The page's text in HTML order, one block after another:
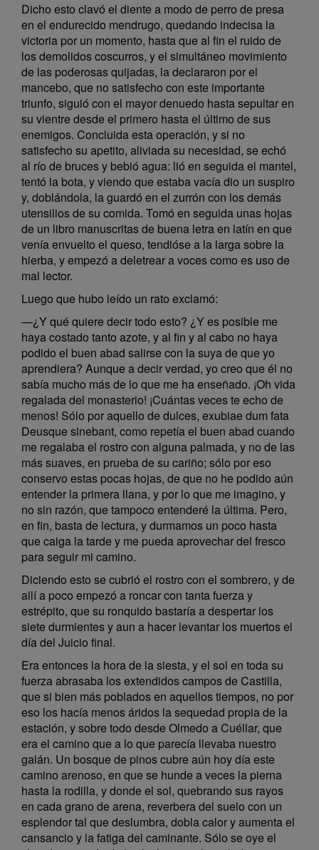
Dicho esto clavó el diente a modo de perro de presa
en el endurecido mendrugo, quedando indecisa la
victoria por un momento, hasta que al fin el ruido de
los demolidos coscurros, y el simultáneo movimiento
de las poderosas quijadas, la declararon por el
mancebo, que no satisfecho con este importante
triunfo, siguió con el mayor denuedo hasta sepultar en
su vientre desde el primero hasta el último de sus
enemigos. Concluida esta operación, y si no
satisfecho su apetito, aliviada su necesidad, se echó
al río de bruces y bebió agua: lió en seguida el mantel,
tentó la bota, y viendo que estaba vacía dio un suspiro
y, doblándola, la guardó en el zurrón con los demás
utensilios de su comida. Tomó en seguida unas hojas
de un libro manuscritas de buena letra en latín en que
venía envuelto el queso, tendióse a la larga sobre la
hierba, y empezó a deletrear a voces como es uso de
mal lector.
Luego que hubo leído un rato exclamó:
—¿Y qué quiere decir todo esto? ¿Y es posible me
haya costado tanto azote, y al fin y al cabo no haya
podido el buen abad salirse con la suya de que yo
aprendiera? Aunque a decir verdad, yo creo que él no
sabía mucho más de lo que me ha enseñado. ¡Oh vida
regalada del monasterio! ¡Cuántas veces te echo de
menos! Sólo por aquello de dulces, exubiae dum fata
Deusque sinebant, como repetía el buen abad cuando
me regalaba el rostro con alguna palmada, y no de las
más suaves, en prueba de su cariño; sólo por eso
conservo estas pocas hojas, de que no he podido aún
entender la primera llana, y por lo que me imagino, y
no sin razón, que tampoco entenderé la última. Pero,
en fin, basta de lectura, y durmamos un poco hasta
que caiga la tarde y me pueda aprovechar del fresco
para seguir mi camino.
Diciendo esto se cubrió el rostro con el sombrero, y de
allí a poco empezó a roncar con tanta fuerza y
estrépito, que su ronquido bastaría a despertar los
siete durmientes y aun a hacer levantar los muertos el
día del Juicio final.
Era entonces la hora de la siesta, y el sol en toda su
fuerza abrasaba los extendidos campos de Castilla,
que si bien más poblados en aquellos tiempos, no por
eso los hacía menos áridos la sequedad propia de la
estación, y sobre todo desde Olmedo a Cuéllar, que
era el camino que a lo que parecía llevaba nuestro
galán. Un bosque de pinos cubre aún hoy día este
camino arenoso, en que se hunde a veces la pierna
hasta la rodilla, y donde el sol, quebrando sus rayos
en cada grano de arena, reverbera del suelo con un
esplendor tal que deslumbra, dobla calor y aumenta el
cansancio y la fatiga del caminante. Sólo se oye el